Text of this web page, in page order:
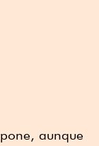
aunque